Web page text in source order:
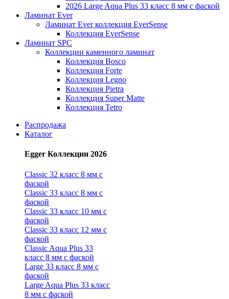
2026 Large Aqua Plus 33 класс 8 мм с фаской
Ламинат Ever
Ламинат Ever коллекция EverSense
Коллекция EverSense
Ламинат SPC
Коллекции каменного ламинат
Коллекция Bosco
Коллекция Forte
Коллекция Legno
Коллекция Pietra
Коллекция Super Matte
Коллекция Tetro
Распродажа
Каталог
Egger Коллекции 2026
Classic 32 класс 8 мм с
фаской
Classic 33 класс 8 мм с
фаской
Classic 33 класс 10 мм с
фаской
Classic 33 класс 12 мм с
фаской
Classic Aqua Plus 33
класс 8 мм с фаской
Large 33 класс 8 мм с
фаской
Large Aqua Plus 33 класс
8 мм с фаской